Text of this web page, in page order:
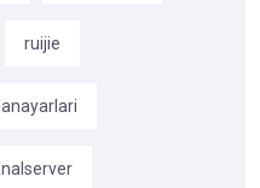
ruijie